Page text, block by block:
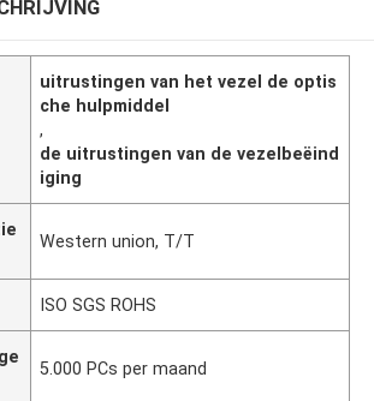
uitrustingen van het vezel de optis
che hulpmiddel
,
de uitrustingen van de vezelbeëind
iging
Western union, T/T
ISO SGS ROHS
5.000 PCs per maand